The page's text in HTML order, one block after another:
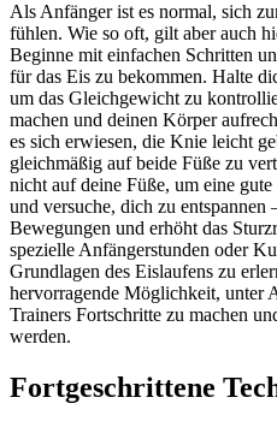
Als Anfänger ist es normal, sich
fühlen. Wie so oft, gilt aber auch
Beginne mit einfachen Schritten
für das Eis zu bekommen. Halte
um das Gleichgewicht zu
machen und deinen Körper
es sich erwiesen, die Knie leicht
gleichmäßig auf beide Füße zu
nicht auf deine Füße, um eine
und versuche, dich zu
Bewegungen und erhöht das
spezielle Anfängerstunden oder
Grundlagen des Eislaufens zu
hervorragende Möglichkeit, unter
Trainers Fortschritte zu machen
werden.
Fortgeschrittene